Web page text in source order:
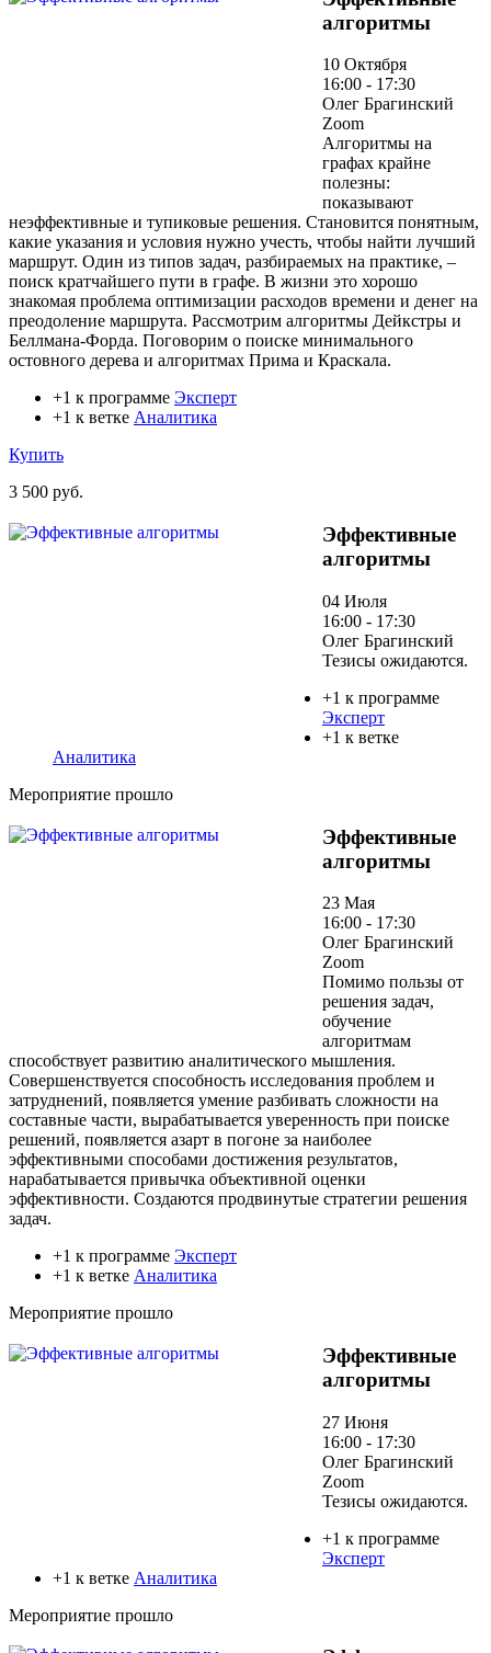
алгоритмы
10 Октября
16:00 - 17:30
Олег Брагинский
Zoom
Алгоритмы на
графах крайне
полезны:
показывают
неэффективные и тупиковые решения. Становится понятным,
какие указания и условия нужно учесть, чтобы найти лучший
маршрут. Один из типов задач, разбираемых на практике, –
поиск кратчайшего пути в графе. В жизни это хорошо
знакомая проблема оптимизации расходов времени и денег на
преодоление маршрута. Рассмотрим алгоритмы Дейкстры и
Беллмана-Форда. Поговорим о поиске минимального
остовного дерева и алгоритмах Прима и Краскала.
+1 к программе Эксперт
+1 к ветке Аналитика
Купить
3 500 руб.
Эффективные
алгоритмы
04 Июля
16:00 - 17:30
Олег Брагинский
Тезисы ожидаются.
+1 к программе
Эксперт
+1 к ветке
Аналитика
Мероприятие прошло
Эффективные
алгоритмы
23 Мая
16:00 - 17:30
Олег Брагинский
Zoom
Помимо пользы от
решения задач,
обучение
алгоритмам
способствует развитию аналитического мышления.
Совершенствуется способность исследования проблем и
затруднений, появляется умение разбивать сложности на
составные части, вырабатывается уверенность при поиске
решений, появляется азарт в погоне за наиболее
эффективными способами достижения результатов,
нарабатывается привычка объективной оценки
эффективности. Создаются продвинутые стратегии решения
задач.
+1 к программе Эксперт
+1 к ветке Аналитика
Мероприятие прошло
Эффективные
алгоритмы
27 Июня
16:00 - 17:30
Олег Брагинский
Zoom
Тезисы ожидаются.
+1 к программе
Эксперт
+1 к ветке Аналитика
Мероприятие прошло